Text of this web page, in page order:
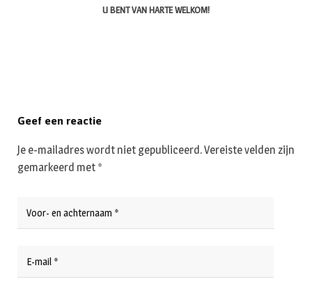
U BENT VAN HARTE WELKOM!
Geef een reactie
Je e-mailadres wordt niet gepubliceerd.Vereiste velden zijn
gemarkeerd met *